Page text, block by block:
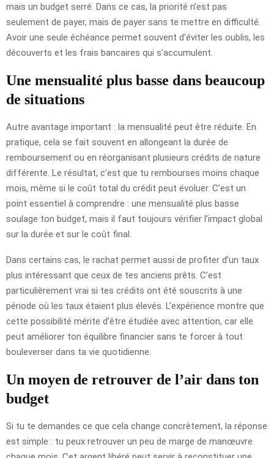
mais un budget serré. Dans ce cas, la priorité n’est pas
seulement de payer, mais de payer sans te mettre en difficulté.
Avoir une seule échéance permet souvent d’éviter les oublis, les
découverts et les frais bancaires qui s’accumulent.
Une mensualité plus basse dans beaucoup
de situations
Autre avantage important : la mensualité peut être réduite. En
pratique, cela se fait souvent en allongeant la durée de
remboursement ou en réorganisant plusieurs crédits de nature
différente. Le résultat, c’est que tu rembourses moins chaque
mois, même si le coût total du crédit peut évoluer. C’est un
point essentiel à comprendre : une mensualité plus basse
soulage ton budget, mais il faut toujours vérifier l’impact global
sur la durée et sur le coût final.
Dans certains cas, le rachat permet aussi de profiter d’un taux
plus intéressant que ceux de tes anciens prêts. C’est
particulièrement vrai si tes crédits ont été souscrits à une
période où les taux étaient plus élevés. L’expérience montre que
cette possibilité mérite d’être étudiée avec attention, car elle
peut améliorer ton équilibre financier sans te forcer à tout
bouleverser dans ta vie quotidienne.
Un moyen de retrouver de l’air dans ton
budget
Si tu te demandes ce que cela change concrètement, la réponse
est simple : tu peux retrouver un peu de marge de manœuvre